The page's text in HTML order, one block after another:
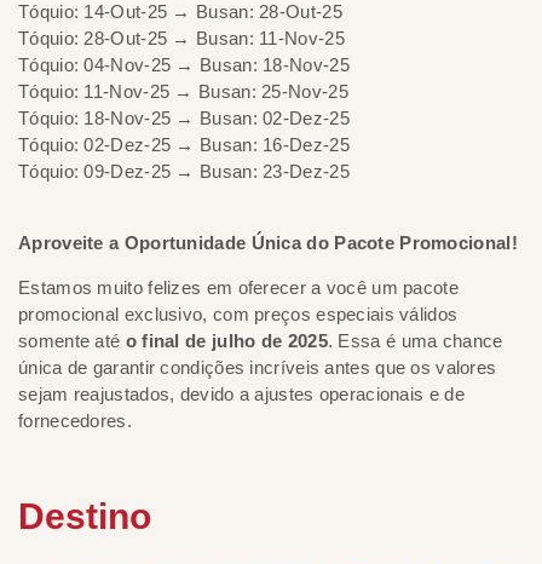
Tóquio: 14-Out-25 → Busan: 28-Out-25
Tóquio: 28-Out-25 → Busan: 11-Nov-25
Tóquio: 04-Nov-25 → Busan: 18-Nov-25
Tóquio: 11-Nov-25 → Busan: 25-Nov-25
Tóquio: 18-Nov-25 → Busan: 02-Dez-25
Tóquio: 02-Dez-25 → Busan: 16-Dez-25
Tóquio: 09-Dez-25 → Busan: 23-Dez-25
Aproveite a Oportunidade Única do Pacote Promocional!
Estamos muito felizes em oferecer a você um pacote
promocional exclusivo, com preços especiais válidos
somente até o final de julho de 2025. Essa é uma chance
única de garantir condições incríveis antes que os valores
sejam reajustados, devido a ajustes operacionais e de
fornecedores.
Destino